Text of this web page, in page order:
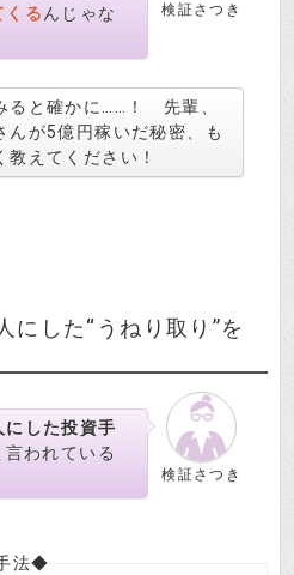
検証さつき
くるんじゃな
ると確かに……！ 先輩、
んが5億円稼いだ秘密、も
教えてください！
にした“うねり取り”を
検証さつき
にした投資手
言われている
法◆